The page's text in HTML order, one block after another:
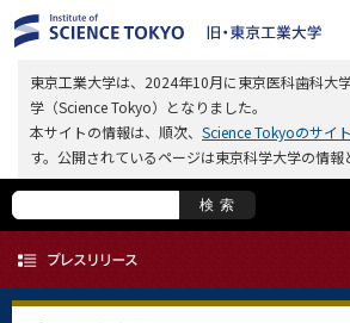
東京工業大学は、2024年10月に東京医科歯科大
学（Science Tokyo）となりました。
本サイトの情報は、順次、 Science Tokyoのサイト
す。公開されているページは東京科学大学の情報
検索